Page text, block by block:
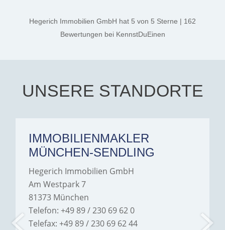
thanks, and a huge part of
the credit goes to Amelie
Jamrowâ€”she was
exceptionally professional,
Hegerich Immobilien to
anyone looking for a home.
Hegerich Immobilien GmbH hat 5 von 5 Sterne | 162
Bewertungen bei KennstDuEinen
UNSERE STANDORTE
IMMOBILIENMAKLER
MÜNCHEN-SENDLING
Hegerich Immobilien GmbH
Am Westpark 7
81373 München
Telefon: +49 89 / 230 69 62 0
Telefax: +49 89 / 230 69 62 44